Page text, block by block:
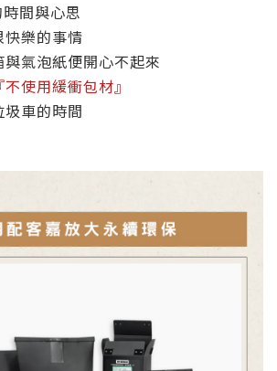
間與心思
樂的事情
氣泡紙便開心不起來
使用緩衝包材』
車的時間